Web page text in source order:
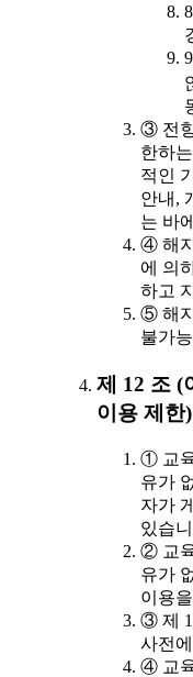
③ 전
한하
적인
안내,
는 바
④ 해
에 의
하고
⑤ 해
불가
제 12 조 (
이용 제한)
① 교
유가
자가
있습
② 교
유가
이용
③ 제 1
사전
④ 교